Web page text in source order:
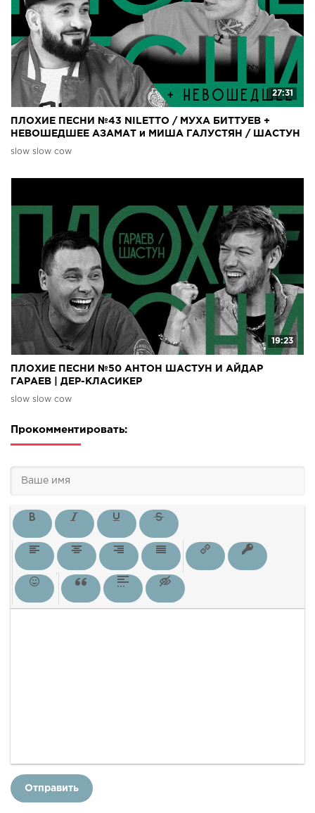
27:31
ПЛОХИЕ ПЕСНИ №43 NILETTO / МУХА БИТТУЕВ +
НЕВОШЕДШЕЕ АЗАМАТ и МИША ГАЛУСТЯН / ШАСТУН
и АЙДАР ГАРАЕВ
slow slow cow
19:23
ПЛОХИЕ ПЕСНИ №50 АНТОН ШАСТУН И АЙДАР
ГАРАЕВ | ДЕР-КЛАСИКЕР
slow slow cow
Прокомментировать:
Отправить